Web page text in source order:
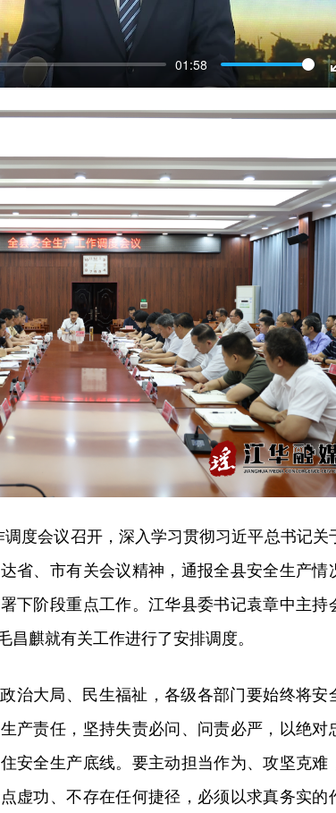
01:58
度会议召开，深入学习贯彻习近平总书记关
省、市有关会议精神，通报全县安全生产情
下阶段重点工作。江华县委书记袁章中主持
麒就有关工作进行了安排调度。
治大局、民生福祉，各级各部门要始终将安
产责任，坚持失责必问、问责必严，以绝对
安全生产底线。要主动担当作为、攻坚克难
虚功、不存在任何捷径，必须以求真务实的